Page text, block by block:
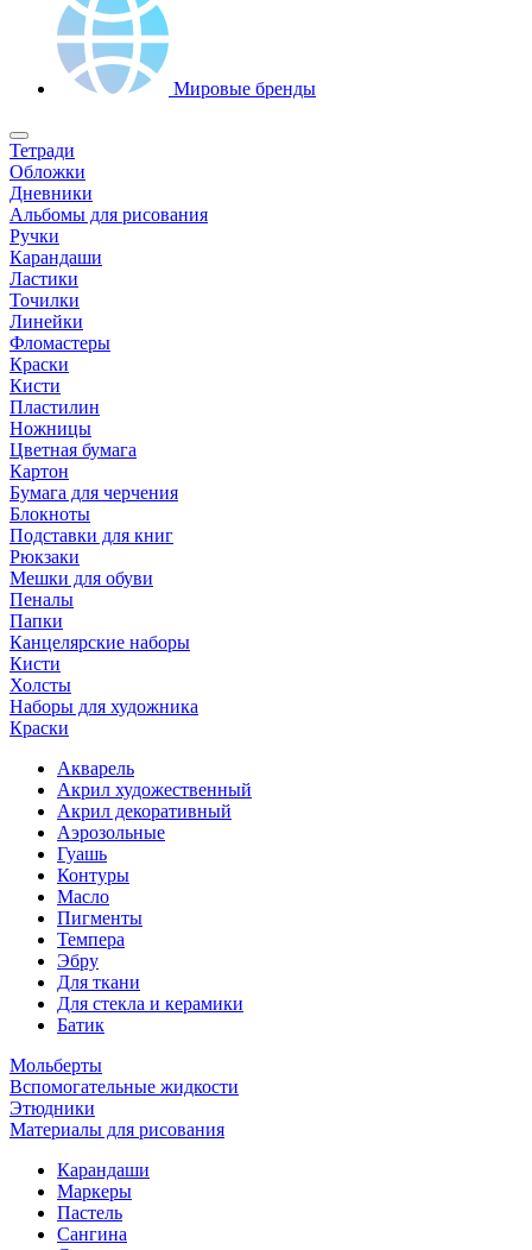
Мировые бренды
Тетради
Обложки
Дневники
Альбомы для рисования
Ручки
Карандаши
Ластики
Точилки
Линейки
Фломастеры
Краски
Кисти
Пластилин
Ножницы
Цветная бумага
Картон
Бумага для черчения
Блокноты
Подставки для книг
Рюкзаки
Мешки для обуви
Пеналы
Папки
Канцелярские наборы
Кисти
Холсты
Наборы для художника
Краски
Акварель
Акрил художественный
Акрил декоративный
Аэрозольные
Гуашь
Контуры
Масло
Пигменты
Темпера
Эбру
Для ткани
Для стекла и керамики
Батик
Мольберты
Вспомогательные жидкости
Этюдники
Материалы для рисования
Карандаши
Маркеры
Пастель
Сангина